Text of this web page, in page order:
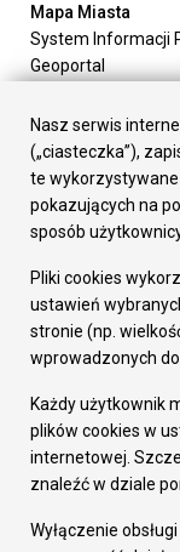
Mapa Miasta
System Informacji
Geoportal
Załatw sprawę
Prezydent Miasta
Rada Miasta
Wydziały
Elektroniczna
Gospodarka
Fundusze
Środki krajowe
Oferty inwestycyjne
Pozostałe
Deklaracja
Dane osobowe
Dodaj opinię o
Nasz serwis
(„ciasteczka”),
te wykorzystywane
pokazujących na
sposób
Pliki cookies
ustawień
stronie (np.
wprowadzonych
Każdy użytkownik
plików cookies w
internetowej.
znaleźć w dziale
Wyłączenie